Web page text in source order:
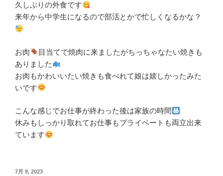
久しぶりの外食です
来年から中学生になるので部活とかで忙しくなるかな？
お肉
目当てで焼肉に来ましたがちっちゃなたい焼きも
ありました
お肉もかわいいたい焼きも食べれて娘は嬉しかったみた
いです
こんな感じでお仕事が終わった後は家族の時間
休みもしっかり取れてお仕事もプライベートも両立出来
ています
投
7月 9, 2023